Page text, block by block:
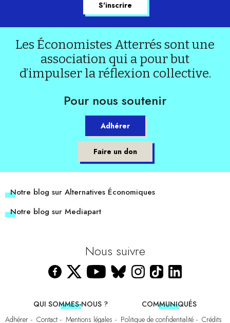
Les Économistes Atterrés sont une
association qui a pour but
d’impulser la réflexion collective.
Pour nous soutenir
Adhérer
Faire un don
Notre blog sur Alternatives Économiques
Notre blog sur Mediapart
Nous suivre
QUI SOMMES-NOUS ?
COMMUNIQUÉS
Adhérer
Contact Mentions légales Politique de confidentialité Crédits